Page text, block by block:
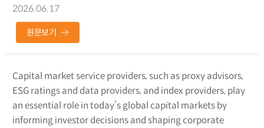
2026.06.17
원문보기
Capital market service providers, such as proxy advisors,
ESG ratings and data providers, and index providers, play
an essential role in today’s global capital markets by
informing investor decisions and shaping corporate